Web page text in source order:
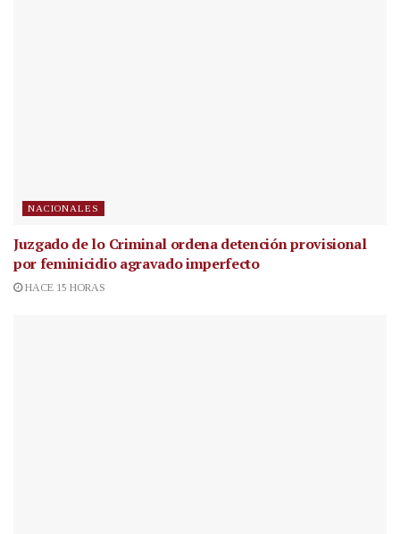
NACIONALES
Juzgado de lo Criminal ordena detención provisional
por feminicidio agravado imperfecto
HACE 15 HORAS